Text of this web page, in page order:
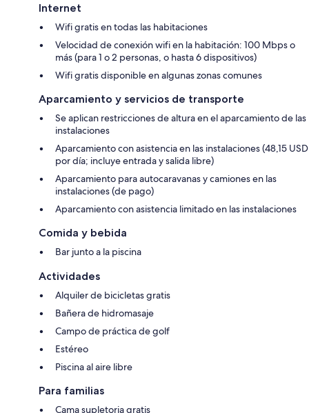
Internet
Wifi gratis en todas las habitaciones
Velocidad de conexión wifi en la habitación: 100 Mbps o
más (para 1 o 2 personas, o hasta 6 dispositivos)
Wifi gratis disponible en algunas zonas comunes
Aparcamiento y servicios de transporte
Se aplican restricciones de altura en el aparcamiento de las
instalaciones
Aparcamiento con asistencia en las instalaciones (48,15 USD
por día; incluye entrada y salida libre)
Aparcamiento para autocaravanas y camiones en las
instalaciones (de pago)
Aparcamiento con asistencia limitado en las instalaciones
Comida y bebida
Bar junto a la piscina
Actividades
Alquiler de bicicletas gratis
Bañera de hidromasaje
Campo de práctica de golf
Estéreo
Piscina al aire libre
Para familias
Cama supletoria gratis